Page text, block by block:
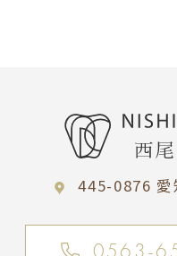
445-0876 愛